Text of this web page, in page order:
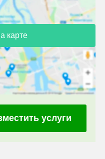
карте
услуги